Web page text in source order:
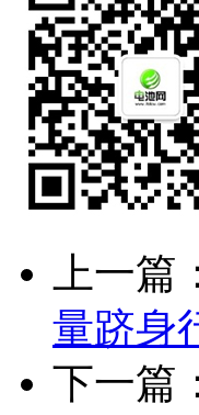
上一篇
量跻身
下一篇